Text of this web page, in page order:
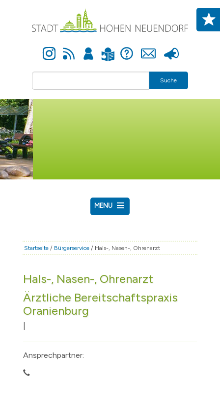
Instagram Newsfeed Anmelden Leichte Sprache Hilfe Kontakt Presse
Suche
MENU
RATHAUS & POLITIK
FAMILIE & BILDUNG
TOURISMUS
BAUEN & WIRTSCHAFT
Startseite / Bürgerservice / Hals-, Nasen-, Ohrenarzt
Hals-, Nasen-, Ohrenarzt
Ärztliche Bereitschaftspraxis
Oranienburg
Ansprechpartner: